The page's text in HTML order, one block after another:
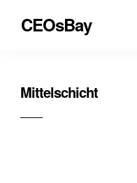
CEOsBay
Mittelschicht